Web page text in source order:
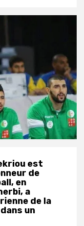
est
de
en
a
de la
un